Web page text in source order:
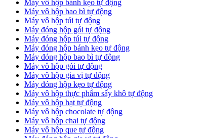
Máy vô hộp bánh kẹo tự động
Máy vô hộp bao bì tự động
Máy vô hộp túi tự động
Máy đóng hộp gói tự động
Máy đóng hộp túi tự động
Máy đóng hộp bánh kẹo tự động
Máy đóng hộp bao bì tự động
Máy vô hộp gói tự động
Máy vô hộp gia vị tự động
Máy đóng hộp kẹo tự động
Máy vô hộp thực phẩm sấy khô tự động
Máy vô hộp hạt tự động
Máy vô hộp chocolate tự động
Máy vô hộp chai tự động
Máy vô hộp que tự động